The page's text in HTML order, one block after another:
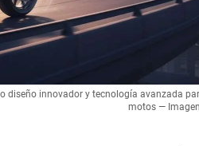
diseño innovador y tecnología avanzada
motos —